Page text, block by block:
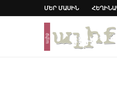
ՄԵՐ ՄԱՍԻՆ